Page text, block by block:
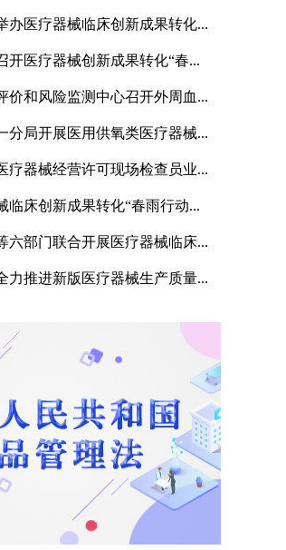
办医疗器械临床创新成果转化...
开医疗器械创新成果转化“春...
价和风险监测中心召开外周血...
分局开展医用供氧类医疗器械...
疗器械经营许可现场检查员业...
临床创新成果转化“春雨行动...
六部门联合开展医疗器械临床...
力推进新版医疗器械生产质量...